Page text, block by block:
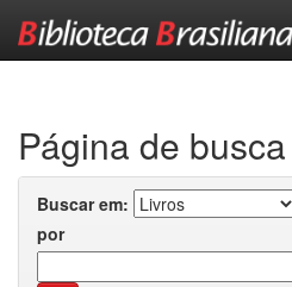
Página de busca
Buscar em:
por